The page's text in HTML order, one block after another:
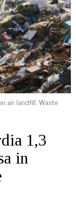
air landfill. Waste
1,3
in